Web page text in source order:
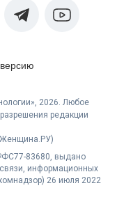
2026. Любое
редакции
83680, выдано
информационных
26 июля 2022